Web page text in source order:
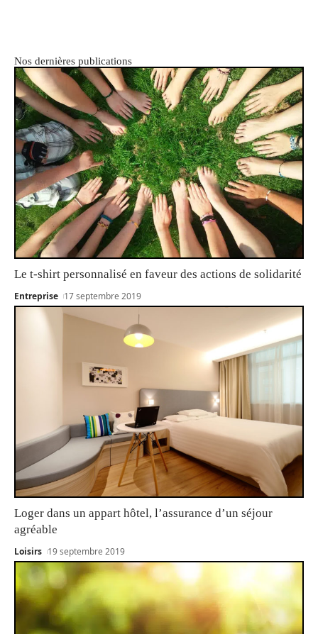
Nos dernières publications
Le t-shirt personnalisé en faveur des actions de solidarité
Entreprise 17 septembre 2019
Loger dans un appart hôtel, l’assurance d’un séjour
agréable
Loisirs 19 septembre 2019